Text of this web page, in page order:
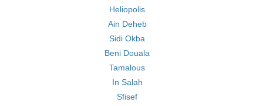
Heliopolis
Ain Deheb
Sidi Okba
Beni Douala
Tamalous
In Salah
Sfisef